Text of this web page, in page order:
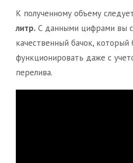
К полученному объему
литр. С данными цифрами вы
качественный бачок, который
функционировать даже с
перелива.